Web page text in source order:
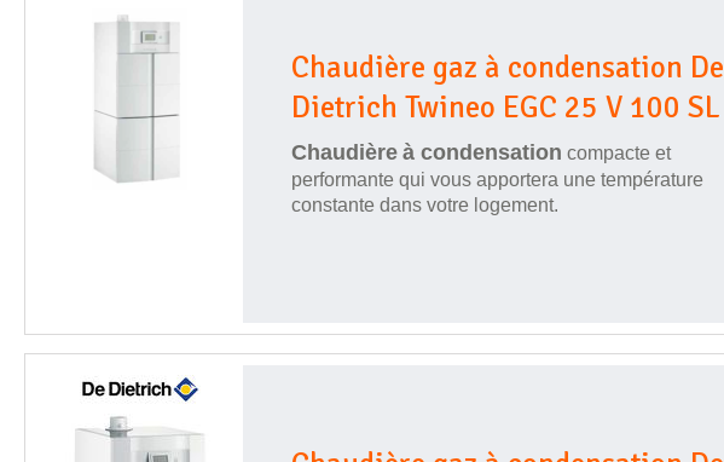
Chaudière gaz à condensation De
Dietrich Twineo EGC 25 V 100 SL
Chaudière à condensation compacte et
performante qui vous apportera une température
constante dans votre logement.